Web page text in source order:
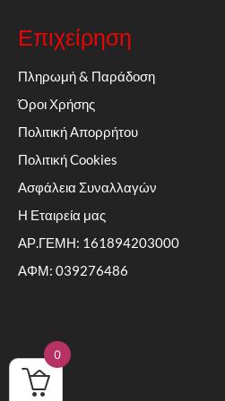
Επιχείρηση
Πληρωμή & Παράδοση
Όροι Χρήσης
Πολιτική Απορρήτου
Πολιτική Cookies
Ασφάλεια Συναλλαγών
Η Εταιρεία μας
ΑΡ.ΓΕΜΗ: 161894203000
ΑΦΜ: 039276486
0